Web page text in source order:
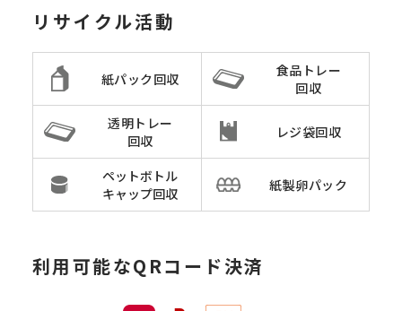
リサイクル活動
紙パック回収
食品トレー
回収
透明トレー
回収
レジ袋回収
ペットボトル
キャップ回収
紙製卵パック
利用可能なQRコード決済